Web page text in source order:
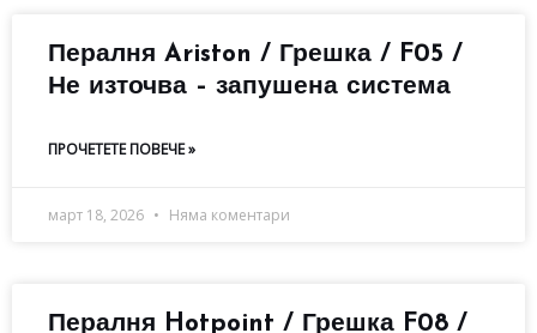
Пералня Ariston / Грешка / F05 /
Не източва – запушена система
ПРОЧЕТЕТЕ ПОВЕЧЕ »
март 18, 2026 Няма коментари
Пералня Hotpoint / Грешка F08 /